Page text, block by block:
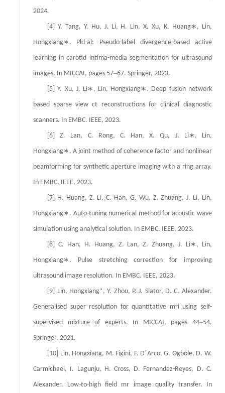
2024.
[4] Y. Tang, Y. Hu, J. Li, H. Lin, X. Xu, K. Huang∗ , Lin,
Hongxiang∗ . Pld-al: Pseudo-label divergence-based active
learning in carotid intima-media segmentation for ultrasound
images. In MICCAI, pages 57–67. Springer, 2023.
[5] Y. Xu, J. Li∗ , Lin, Hongxiang∗ . Deep fusion network
based sparse view ct reconstructions for clinical diagnostic
scanners. In EMBC. IEEE, 2023.
[6] Z. Lan, C. Rong, C. Han, X. Qu, J. Li∗ , Lin,
Hongxiang∗ . A joint method of coherence factor and nonlinear
beamforming for synthetic aperture imaging with a ring array.
In EMBC. IEEE, 2023.
[7] H. Huang, Z. Li, C. Han, G. Wu, Z. Zhuang, J. Li, Lin,
Hongxiang∗ . Auto-tuning numerical method for acoustic wave
simulation using analytical solution. In EMBC. IEEE, 2023.
[8] C. Han, H. Huang, Z. Lan, Z. Zhuang, J. Li∗ , Lin,
Hongxiang∗ . Pulse stretching correction for improving
ultrasound image resolution. In EMBC. IEEE, 2023.
[9] Lin, Hongxiang*, Y. Zhou, P. J. Slator, D. C. Alexander.
Generalised super resolution for quantitative mri using self-
supervised mixture of experts. In MICCAI, pages 44–54.
Springer, 2021.
[10] Lin, Hongxiang, M. Figini, F. D’Arco, G. Ogbole, D. W.
Carmichael, I. Lagunju, H. Cross, D. Fernandez-Reyes, D. C.
Alexander. Low-to-high field mr image quality transfer. In